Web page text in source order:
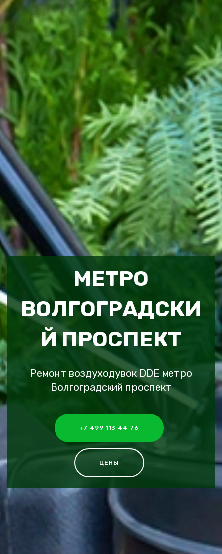
МЕТРО
ВОЛГОГРАДСКИ
Й ПРОСПЕКТ
Ремонт воздуходувок DDE метро
Волгоградский проспект
+7 499 113 44 76
ЦЕНЫ